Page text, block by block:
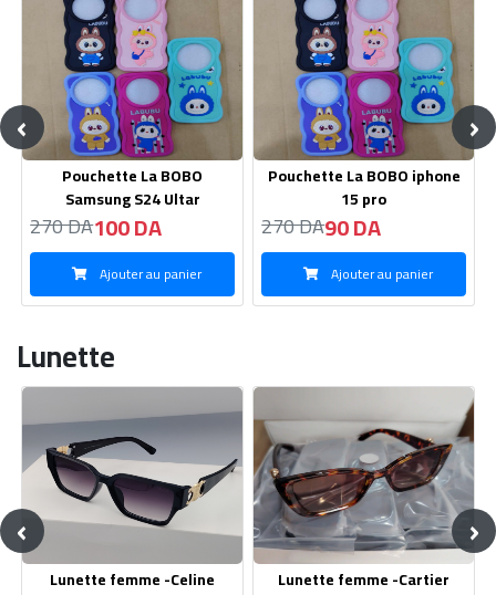
Pouchette La BOBO iphone
15 pro
270 DA90 DA
Ajouter au panier
Pouchette La BOBO
Samsung S22
270 DA100 DA
Ajouter au panier
‹ ›
Lunette
Lunette femme -Cartier Lunette Homme -DITA
‹ ›